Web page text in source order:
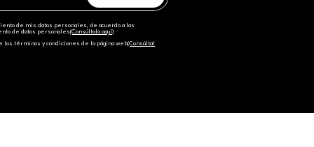
de mis datos personales, de acuerdo a las
de datos personales‎(Consúltala aquí)
los términos y condiciones de la página web‎(Consúltal